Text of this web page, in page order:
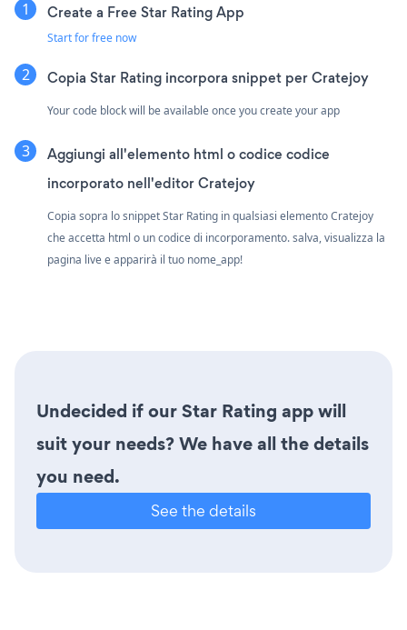
Create a Free Star Rating App
Start for free now
Copia Star Rating incorpora snippet per Cratejoy
Your code block will be available once you create your app
Aggiungi all'elemento html o codice codice
incorporato nell'editor Cratejoy
Copia sopra lo snippet Star Rating in qualsiasi elemento Cratejoy
che accetta html o un codice di incorporamento. salva, visualizza la
pagina live e apparirà il tuo nome_app!
Undecided if our Star Rating app will
suit your needs? We have all the details
you need.
See the details